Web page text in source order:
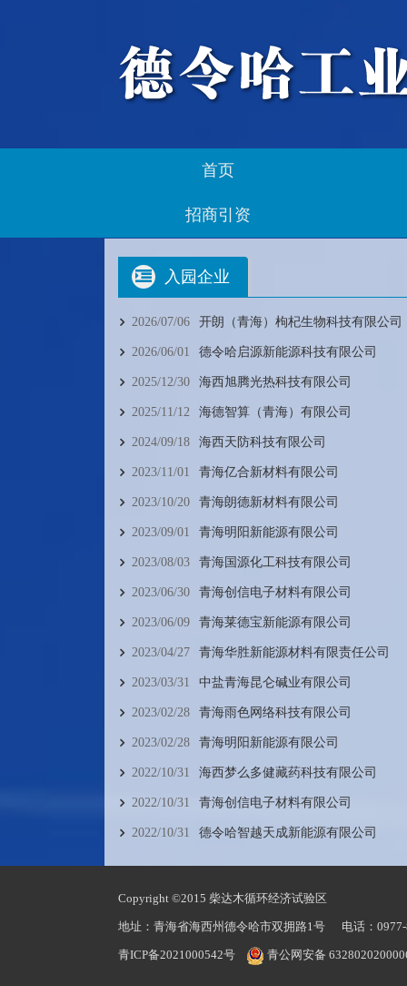
首页
招商引资
入园企业
2026/07/06 开朗（青海）枸杞生物科技有限公司
2026/06/01 德令哈启源新能源科技有限公司
2025/12/30 海西旭腾光热科技有限公司
2025/11/12 海德智算（青海）有限公司
2024/09/18 海西天防科技有限公司
2023/11/01 青海亿合新材料有限公司
2023/10/20 青海朗德新材料有限公司
2023/09/01 青海明阳新能源有限公司
2023/08/03 青海国源化工科技有限公司
2023/06/30 青海创信电子材料有限公司
2023/06/09 青海莱德宝新能源有限公司
2023/04/27 青海华胜新能源材料有限责任公司
2023/03/31 中盐青海昆仑碱业有限公司
2023/02/28 青海雨色网络科技有限公司
2023/02/28 青海明阳新能源有限公司
2022/10/31 海西梦么多健藏药科技有限公司
2022/10/31 青海创信电子材料有限公司
2022/10/31 德令哈智越天成新能源有限公司
Copyright ©2015 柴达木循环经济试验区
地址：青海省海西州德令哈市双拥路1号 电话：
青ICP备2021000542号 青公网安备